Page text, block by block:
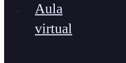
Aula
virtual